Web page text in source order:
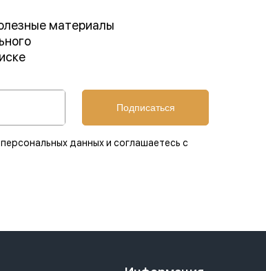
материалы
Подписаться
данных и соглашаетесь с